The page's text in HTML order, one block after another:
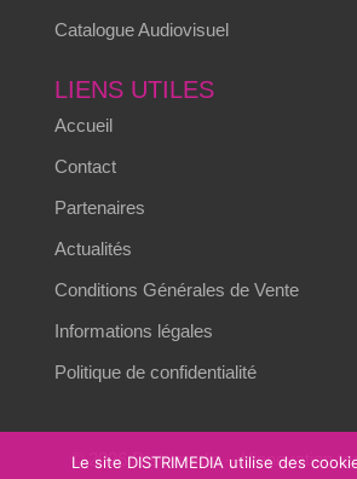
Catalogue Audiovisuel
LIENS UTILES
Accueil
Contact
Partenaires
Actualités
Conditions Générales de Vente
Informations légales
Politique de confidentialité
© 2026 Distrimedia – L’innovation
Le site DISTRIMEDIA utilise des